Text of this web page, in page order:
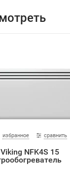
избранное сравнить
NFK4S 15